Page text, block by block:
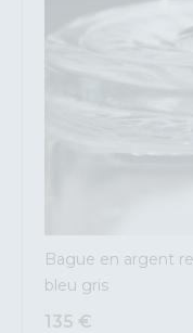
Bague en argent
bleu gris
135 €